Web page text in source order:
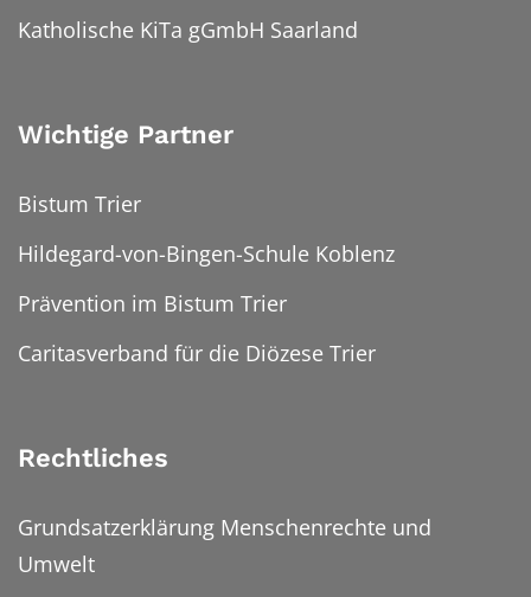
Katholische KiTa gGmbH Saarland
Wichtige Partner
Bistum Trier
Hildegard-von-Bingen-Schule Koblenz
Prävention im Bistum Trier
Caritasverband für die Diözese Trier
Rechtliches
Grundsatzerklärung Menschenrechte und
Umwelt